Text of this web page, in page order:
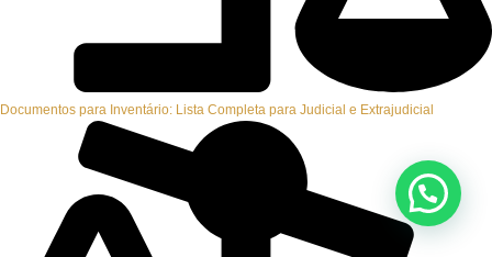
Documentos para Inventário: Lista Completa para Judicial e Extrajudicial